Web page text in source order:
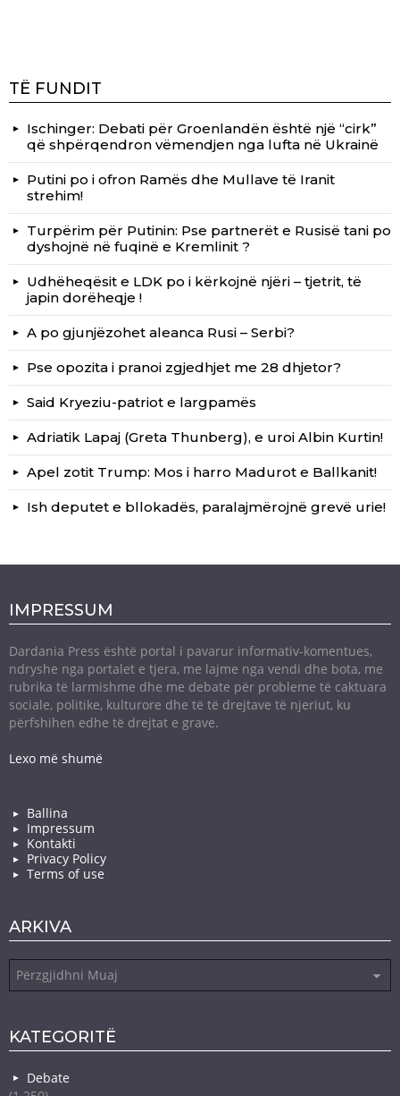
TË FUNDIT
Ischinger: Debati për Groenlandën është një “cirk”
që shpërqendron vëmendjen nga lufta në Ukrainë
Putini po i ofron Ramës dhe Mullave të Iranit
strehim!
Turpërim për Putinin: Pse partnerët e Rusisë tani po
dyshojnë në fuqinë e Kremlinit ?
Udhëheqësit e LDK po i kërkojnë njëri – tjetrit, të
japin dorëheqje !
A po gjunjëzohet aleanca Rusi – Serbi?
Pse opozita i pranoi zgjedhjet me 28 dhjetor?
Said Kryeziu-patriot e largpamës
Adriatik Lapaj (Greta Thunberg), e uroi Albin Kurtin!
Apel zotit Trump: Mos i harro Madurot e Ballkanit!
Ish deputet e bllokadës, paralajmërojnë grevë urie!
IMPRESSUM
Dardania Press është portal i pavarur informativ-komentues,
ndryshe nga portalet e tjera, me lajme nga vendi dhe bota, me
rubrika të larmishme dhe me debate për probleme të caktuara
sociale, politike, kulturore dhe të të drejtave të njeriut, ku
përfshihen edhe të drejtat e grave.
Lexo më shumë
Ballina
Impressum
Kontakti
Privacy Policy
Terms of use
ARKIVA
KATEGORITË
Debate